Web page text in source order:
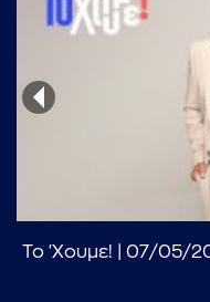
Το 'Χουμε! | 07/05/